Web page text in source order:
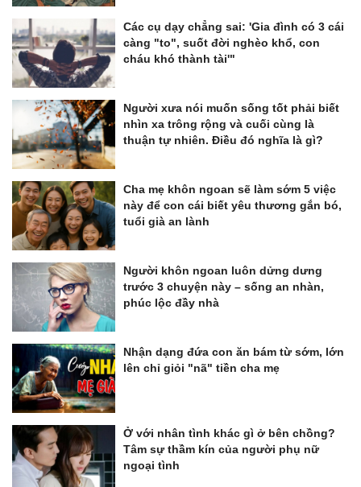
Các cụ dạy chẳng sai: 'Gia đình có 3 cái
càng "to", suốt đời nghèo khổ, con
cháu khó thành tài'"
Người xưa nói muốn sống tốt phải biết
nhìn xa trông rộng và cuối cùng là
thuận tự nhiên. Điều đó nghĩa là gì?
Cha mẹ khôn ngoan sẽ làm sớm 5 việc
này để con cái biết yêu thương gắn bó,
tuổi già an lành
Người khôn ngoan luôn dửng dưng
trước 3 chuyện này – sống an nhàn,
phúc lộc đầy nhà
Nhận dạng đứa con ăn bám từ sớm, lớn
lên chỉ giỏi "nã" tiền cha mẹ
Ở với nhân tình khác gì ở bên chồng?
Tâm sự thầm kín của người phụ nữ
ngoại tình